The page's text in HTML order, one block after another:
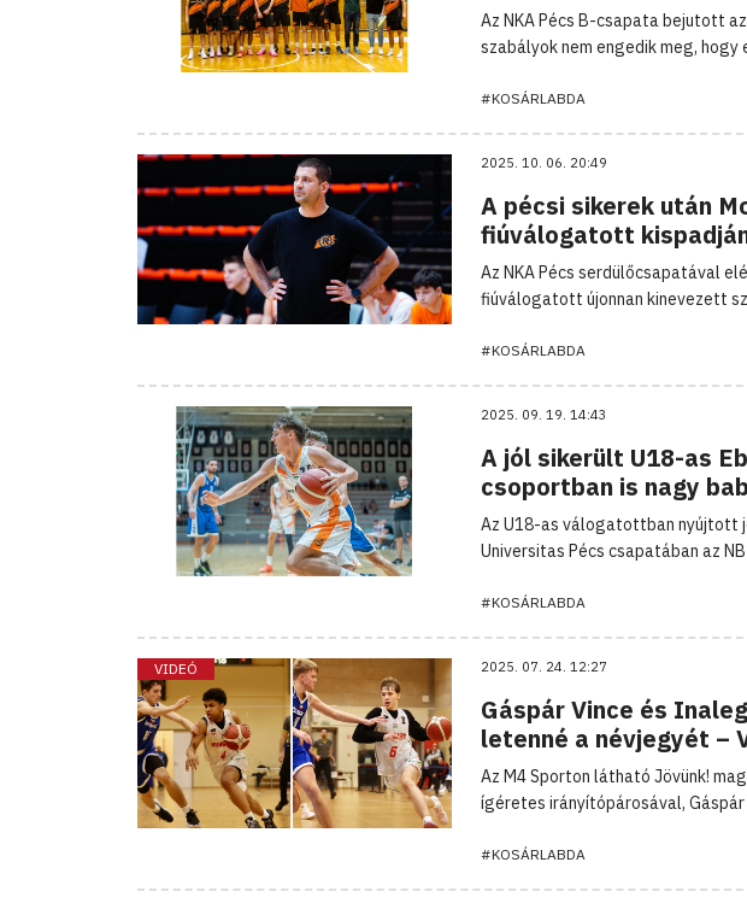
Az NKA Pécs B-csapata bejutott
szabályok nem engedik meg,
#KOSÁRLABDA
2025. 10. 06. 20:49
A pécsi sikerek után
fiúválogatott
Az NKA Pécs serdülőcsapatával
fiúválogatott újonnan kinevezett
#KOSÁRLABDA
2025. 09. 19. 14:43
A jól sikerült U18-as
csoportban is nagy
Az U18-as válogatottban nyújtott
Universitas Pécs csapatában az
#KOSÁRLABDA
VIDEÓ 2025. 07. 24. 12:27
Gáspár Vince és
letenné a névjegyét –
Az M4 Sporton látható Jövünk!
ígéretes irányítópárosával,
#KOSÁRLABDA